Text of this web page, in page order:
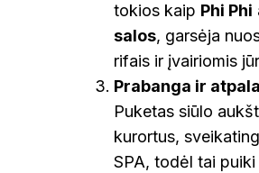
tokios kaip Phi Phi
salos, garsėja
rifais ir įvairiomis
Prabanga ir
Puketas siūlo
kurortus,
SPA, todėl tai